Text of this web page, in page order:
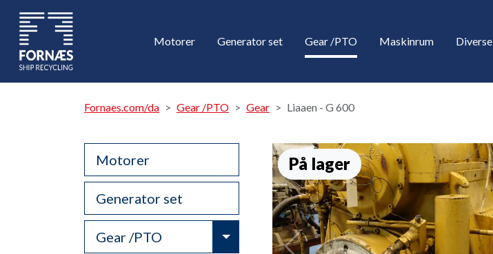
Motorer Generator set Gear /PTO Maskinrum Diverse
Fornaes.com/da Gear /PTO Gear Liaaen - G 600
Motorer
Generator set
Gear /PTO Toggle Dropdown
På lager